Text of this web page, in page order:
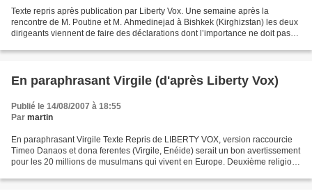
Texte repris après publication par Liberty Vox. Une semaine après la
rencontre de M. Poutine et M. Ahmedinejad à Bishkek (Kirghizstan) les deux
dirigeants viennent de faire des déclarations dont l’importance ne doit pas
En paraphrasant Virgile (d'après Liberty Vox)
Publié le 14/08/2007 à 18:55
Par martin
En paraphrasant Virgile Texte Repris de LIBERTY VOX, version raccourcie
Timeo Danaos et dona ferentes (Virgile, Enéide) serait un bon avertissement
pour les 20 millions de musulmans qui vivent en Europe. Deuxième religion